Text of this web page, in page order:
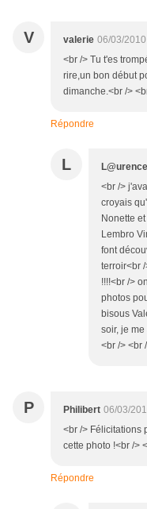
V valerie 06/03/
<br /> Tu t'es
rire,un bon début
dimanche.<br />
Répondre
L
<br />
croyais
Nonette
Lembro
font
terroir<br
!!!!<br />
photos
bisous
soir, je
<br /> <br
P Philibert 06/03/
<br /> Félicitations
cette photo !<br />
Répondre